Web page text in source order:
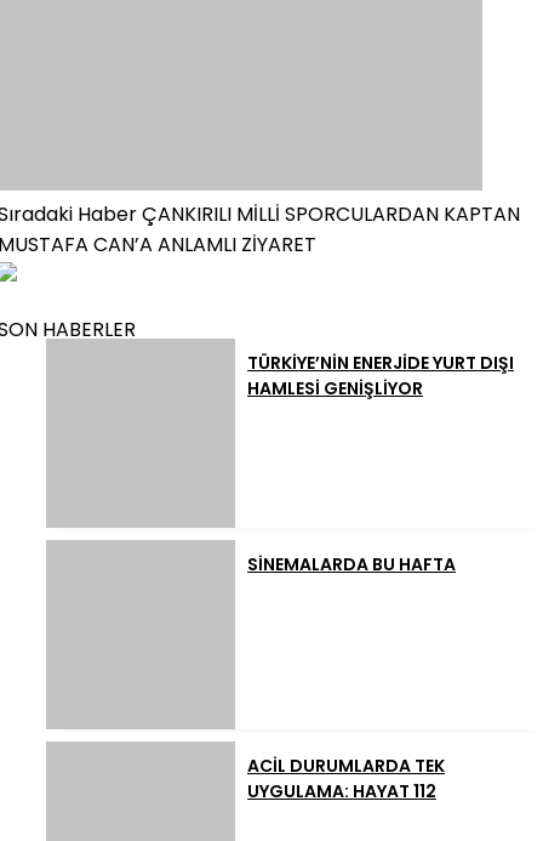
HaberÇANKIRILI MİLLİ SPORCULARDAN KAPTAN
CAN’A ANLAMLI ZİYARET
HABERLER
TÜRKİYE’NİN ENERJİDE YURT DIŞI
HAMLESİ GENİŞLİYOR
SİNEMALARDA BU HAFTA
ACİL DURUMLARDA TEK
UYGULAMA: HAYAT 112